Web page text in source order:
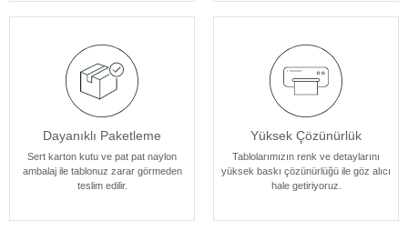
tasarlanmıştır.
Dayanıklı Paketleme
Sert karton kutu ve pat pat naylon
ambalaj ile tablonuz zarar görmeden
teslim edilir.
Yüksek Çözünürlük
Tablolarımızın renk ve detaylarını
yüksek baskı çözünürlüğü ile göz alıcı
hale getiriyoruz.